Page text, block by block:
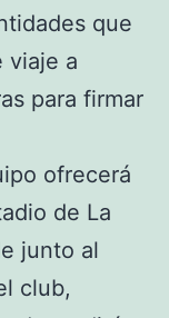
que
viaje a
para firmar
ofrecerá
de La
junto al
club,